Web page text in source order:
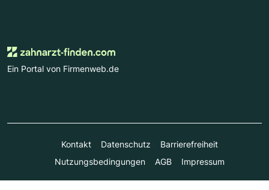
Ein Portal von Firmenweb.de
Kontakt Datenschutz
Barrierefreiheit
Nutzungsbedingungen
AGB Impressum